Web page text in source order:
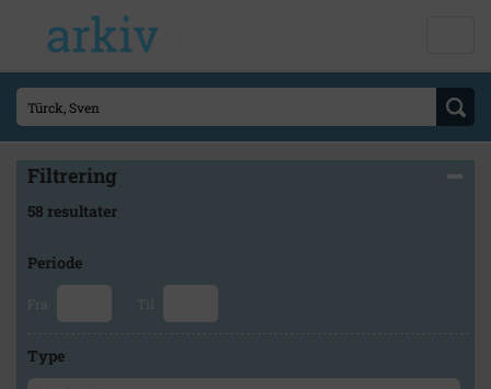
Filtrering
58 resultater
Periode
Fra Til
Type